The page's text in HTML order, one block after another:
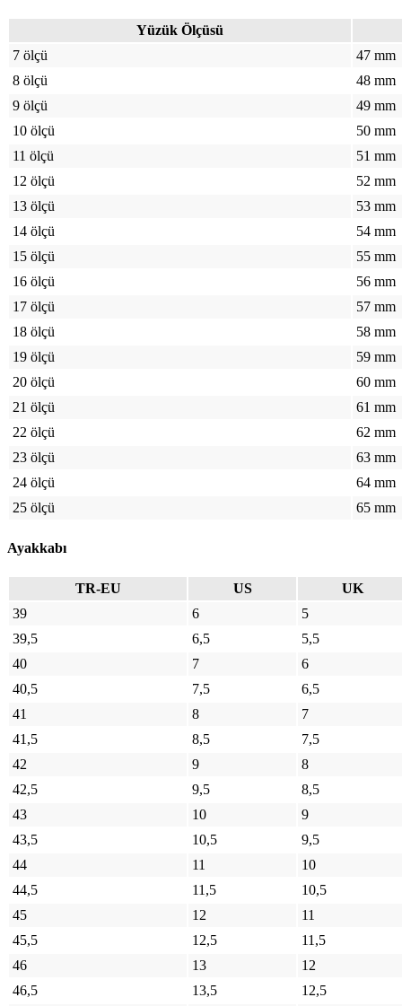
Yüzük Ölçüsü
7 ölçü
47 mm
8 ölçü
48 mm
9 ölçü
49 mm
10 ölçü
50 mm
11 ölçü
51 mm
12 ölçü
52 mm
13 ölçü
53 mm
14 ölçü
54 mm
15 ölçü
55 mm
16 ölçü
56 mm
17 ölçü
57 mm
18 ölçü
58 mm
19 ölçü
59 mm
20 ölçü
60 mm
21 ölçü
61 mm
22 ölçü
62 mm
23 ölçü
63 mm
24 ölçü
64 mm
25 ölçü
65 mm
Ayakkabı
TR-EU US
UK
39
6
5
39,5
6,5
5,5
40
7
6
40,5
7,5
6,5
41
8
7
41,5
8,5
7,5
42
9
8
42,5
9,5
8,5
43
10
9
43,5
10,5
9,5
44
11
10
44,5
11,5
10,5
45
12
11
45,5
12,5
11,5
46
13
12
46,5
13,5
12,5